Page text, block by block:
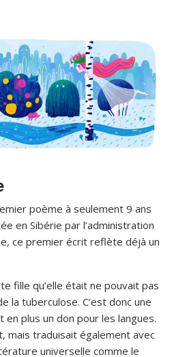
poème à seulement 9 ans
en Sibérie par l’administration
ce premier écrit reflète déjà un
fille qu’elle était ne pouvait pas
la tuberculose. C’est donc une
plus un don pour les langues.
mais traduisait également avec
universelle comme le